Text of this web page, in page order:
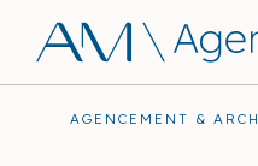
AGENCEMENT &